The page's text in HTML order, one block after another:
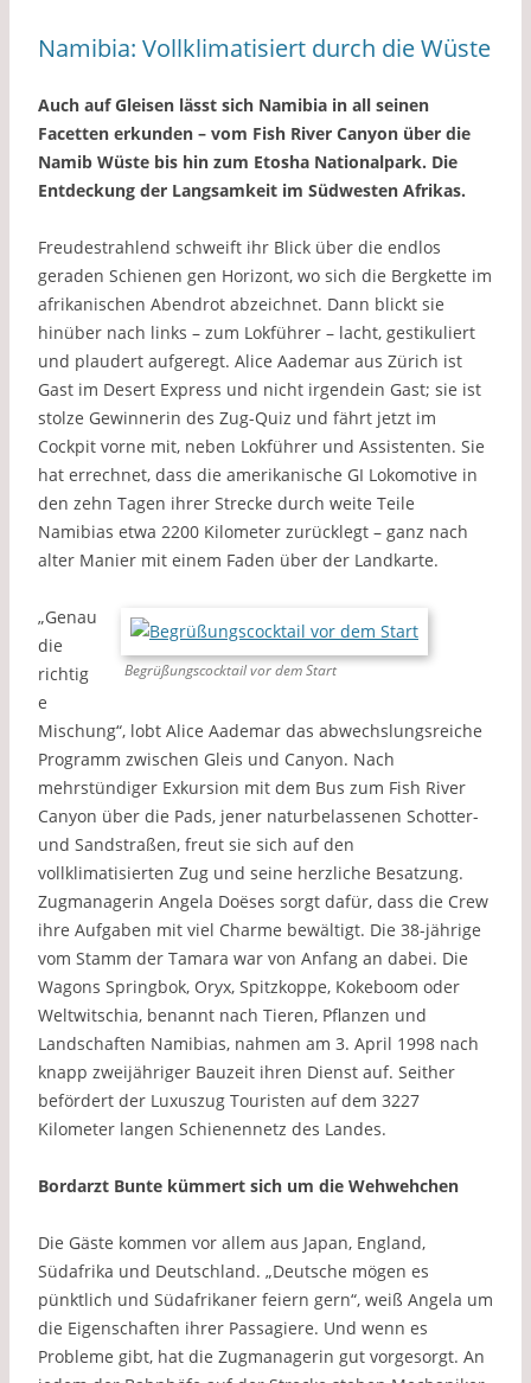
Namibia: Vollklimatisiert durch die Wüste
Auch auf Gleisen lässt sich Namibia in all seinen
Facetten erkunden – vom Fish River Canyon über die
Namib Wüste bis hin zum Etosha Nationalpark. Die
Entdeckung der Langsamkeit im Südwesten Afrikas.
Freudestrahlend schweift ihr Blick über die endlos
geraden Schienen gen Horizont, wo sich die Bergkette im
afrikanischen Abendrot abzeichnet. Dann blickt sie
hinüber nach links – zum Lokführer – lacht, gestikuliert
und plaudert aufgeregt. Alice Aademar aus Zürich ist
Gast im Desert Express und nicht irgendein Gast; sie ist
stolze Gewinnerin des Zug-Quiz und fährt jetzt im
Cockpit vorne mit, neben Lokführer und Assistenten. Sie
hat errechnet, dass die amerikanische GI Lokomotive in
den zehn Tagen ihrer Strecke durch weite Teile
Namibias etwa 2200 Kilometer zurücklegt – ganz nach
alter Manier mit einem Faden über der Landkarte.
Begrüßungscocktail vor dem Start
„Genau
die
richtig
e
Mischung“, lobt Alice Aademar das abwechslungsreiche
Programm zwischen Gleis und Canyon. Nach
mehrstündiger Exkursion mit dem Bus zum Fish River
Canyon über die Pads, jener naturbelassenen Schotter-
und Sandstraßen, freut sie sich auf den
vollklimatisierten Zug und seine herzliche Besatzung.
Zugmanagerin Angela Doëses sorgt dafür, dass die Crew
ihre Aufgaben mit viel Charme bewältigt. Die 38-jährige
vom Stamm der Tamara war von Anfang an dabei. Die
Wagons Springbok, Oryx, Spitzkoppe, Kokeboom oder
Weltwitschia, benannt nach Tieren, Pflanzen und
Landschaften Namibias, nahmen am 3. April 1998 nach
knapp zweijähriger Bauzeit ihren Dienst auf. Seither
befördert der Luxuszug Touristen auf dem 3227
Kilometer langen Schienennetz des Landes.
Bordarzt Bunte kümmert sich um die Wehwehchen
Die Gäste kommen vor allem aus Japan, England,
Südafrika und Deutschland. „Deutsche mögen es
pünktlich und Südafrikaner feiern gern“, weiß Angela um
die Eigenschaften ihrer Passagiere. Und wenn es
Probleme gibt, hat die Zugmanagerin gut vorgesorgt. An